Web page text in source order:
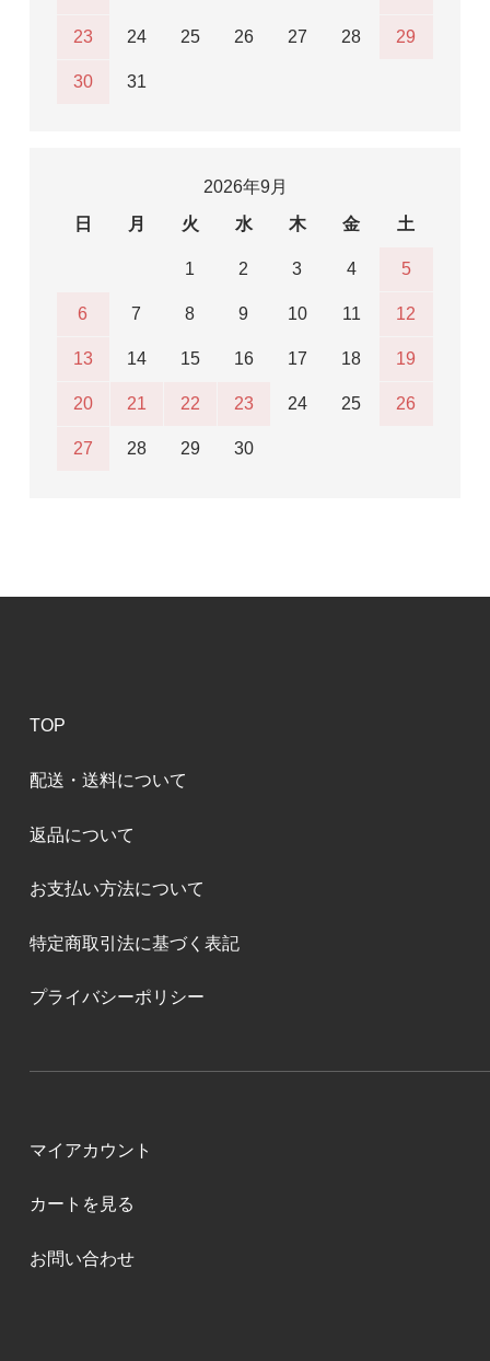
23 24 25 26 27 28 29
30 31
2026年9月
日
月 火 水 木 金 土
1 2 3 4 5
6 7 8 9 10 11 12
13 14 15 16 17 18 19
20 21 22 23 24 25 26
27 28 29 30
TOP
配送・送料について
返品について
お支払い方法について
特定商取引法に基づく表記
プライバシーポリシー
マイアカウント
カートを見る
お問い合わせ